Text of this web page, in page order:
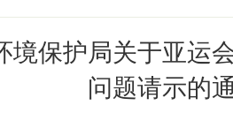
境保护局关于亚运
问题请示的